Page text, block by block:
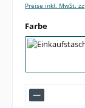
Preise inkl. MwSt.
Farbe